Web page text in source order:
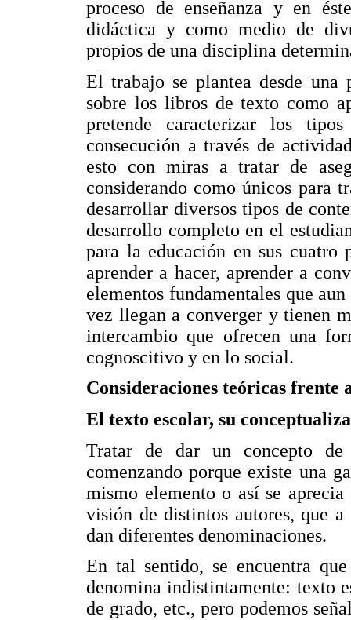
proceso de enseñanza y en
didáctica y como medio de
propios de una disciplina
El trabajo se plantea desde una
sobre los libros de texto como
pretende caracterizar los
consecución a través de
esto con miras a tratar de
considerando como únicos para
desarrollar diversos tipos de
desarrollo completo en el
para la educación en sus cuatro
aprender a hacer, aprender a
elementos fundamentales que
vez llegan a converger y tienen
intercambio que ofrecen una
cognoscitivo y en lo social.
Consideraciones teóricas frente
El texto escolar, su
Tratar de dar un concepto
comenzando porque existe una
mismo elemento o así se
visión de distintos autores, que
dan diferentes denominaciones.
En tal sentido, se encuentra
denomina indistintamente: texto
de grado, etc., pero podemos